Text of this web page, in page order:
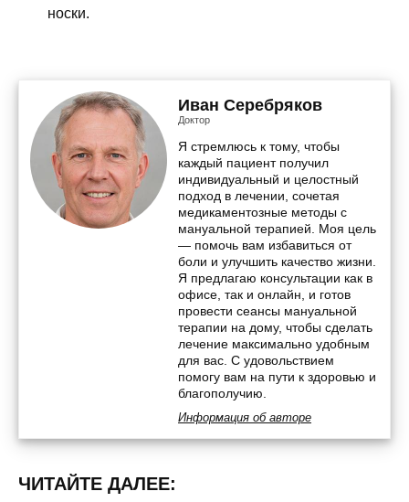
носки.
Иван Серебряков
Доктор
Я стремлюсь к тому, чтобы
каждый пациент получил
индивидуальный и целостный
подход в лечении, сочетая
медикаментозные методы с
мануальной терапией. Моя цель
— помочь вам избавиться от
боли и улучшить качество жизни.
Я предлагаю консультации как в
офисе, так и онлайн, и готов
провести сеансы мануальной
терапии на дому, чтобы сделать
лечение максимально удобным
для вас. С удовольствием
помогу вам на пути к здоровью и
благополучию.
Информация об авторе
ЧИТАЙТЕ ДАЛЕЕ: